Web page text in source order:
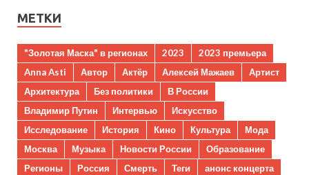
МЕТКИ
"Золотая Маска" в регионах 2023
2023 премьера
Anna Asti
Автор Актёр Алексей Мажаев
Артист
Архитектура
Без политики
В России
Владимир Путин
Интервью
Искусство
Исследование
История Кино Культура
Мода
Москва
Музыка Новости России
Образование
Регионы
Россия Смерть Теги
анонс концерта